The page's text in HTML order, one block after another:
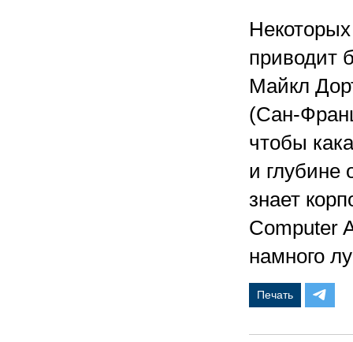
приводит
Майкл
(Сан-
чтобы
и глубине
знает
Computer
намного
Печать